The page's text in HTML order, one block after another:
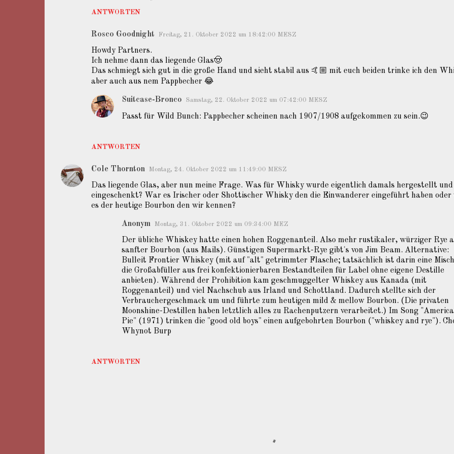
ANTWORTEN
Rosco Goodnight Freitag, 21. Oktober 2022 um 18:42:00 MESZ
Howdy Partners.
Ich nehme dann das liegende Glas🤠
Das schmiegt sich gut in die große Hand und sieht stabil aus 🤙🏼 mit euch beiden trinke ich den
aber auch aus nem Pappbecher 😂
ANTWORTEN
Suitcase-Bronco Samstag, 22. Oktober 2022 um 07:42:00 MESZ
Passt für Wild Bunch: Pappbecher scheinen nach 1907/1908 aufgekommen zu sein.😉
Cole Thornton Montag, 24. Oktober 2022 um 11:49:00 MESZ
Das liegende Glas, aber nun meine Frage. Was für Whisky wurde eigentlich damals hergestellt und
eingeschenkt? War es Irischer oder Shottischer Whisky den die Einwanderer eingeführt haben oder
es der heutige Bourbon den wir kennen?
ANTWORTEN
Anonym Montag, 31. Oktober 2022 um 09:34:00 MEZ
Der übliche Whiskey hatte einen hohen Roggenanteil. Also mehr rustikaler, würziger Rye
sanfter Bourbon (aus Mails). Günstigen Supermarkt-Rye gibt's von Jim Beam. Alternative:
Bulleit Frontier Whiskey (mit auf "alt" getrimmter Flasche; tatsächlich ist darin eine
die Großabfüller aus frei konfektionierbaren Bestandteilen für Label ohne eigene Destille
anbieten). Während der Prohibition kam geschmuggelter Whiskey aus Kanada (mit
Roggenanteil) und viel Nachschub aus Irland und Schottland. Dadurch stellte sich der
Verbrauchergeschmack um und führte zum heutigen mild & mellow Bourbon. (Die privaten
Moonshine-Destillen haben letztlich alles zu Rachenputzern verarbeitet.) Im Song
Pie" (1971) trinken die "good old boys" einen aufgebohrten Bourbon ("whiskey and rye").
Whynot Burp